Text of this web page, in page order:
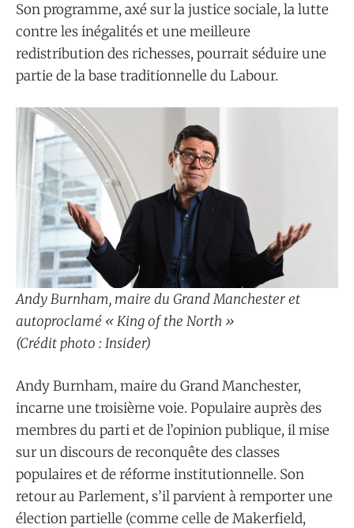
Son programme, axé sur la justice sociale, la lutte
contre les inégalités et une meilleure
redistribution des richesses, pourrait séduire une
partie de la base traditionnelle du Labour.
Andy Burnham, maire du Grand Manchester et
autoproclamé « King of the North »
(Crédit photo : Insider)
Andy Burnham, maire du Grand Manchester,
incarne une troisième voie. Populaire auprès des
membres du parti et de l’opinion publique, il mise
sur un discours de reconquête des classes
populaires et de réforme institutionnelle. Son
retour au Parlement, s’il parvient à remporter une
élection partielle (comme celle de Makerfield,